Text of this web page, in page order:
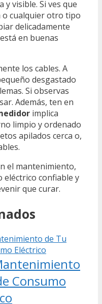
y visible. Si ves que
o cualquier otro tipo
delicadamente
en buenas
los cables. A
desgastado
Si observas
Además, ten en
implica
limpio y ordenado
apilados cerca o,
el mantenimiento,
confiable y
que curar.
Consumo